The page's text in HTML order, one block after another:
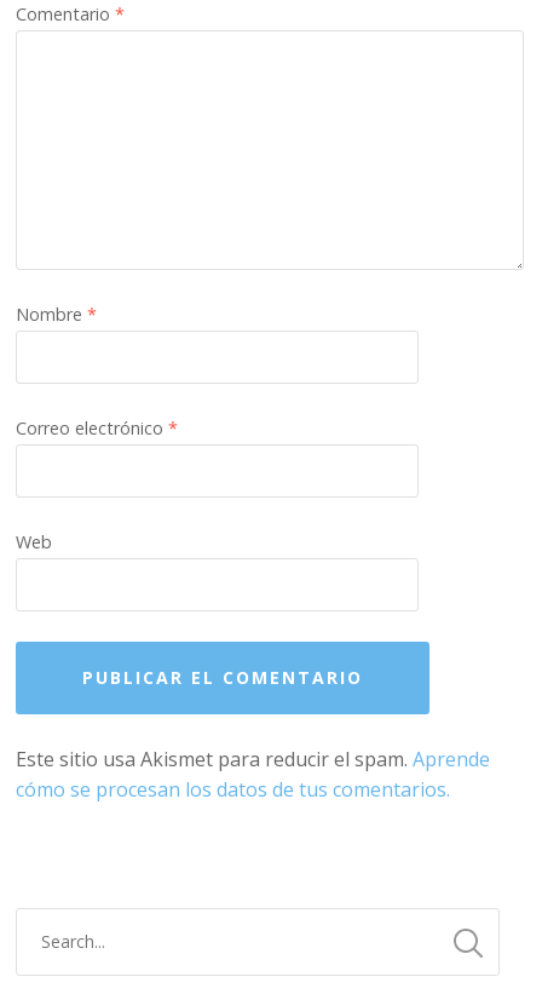
Comentario*
Nombre*
Correo electrónico*
Web
Este sitio usa Akismet para reducir el spam.Aprende
cómo se procesan los datos de tus comentarios.